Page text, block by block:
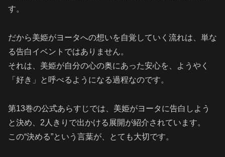
す。
だから美姫がヨータへの想いを自覚していく流れは、単な
る告白イベントではありません。
それは、美姫が自分の心の奥にあった安心を、ようやく
「好き」と呼べるようになる過程なのです。
第13巻の公式あらすじでは、美姫がヨータに告白しよう
と決め、2人きりで出かける展開が紹介されています。
この“決める”という言葉が、とても大切です。